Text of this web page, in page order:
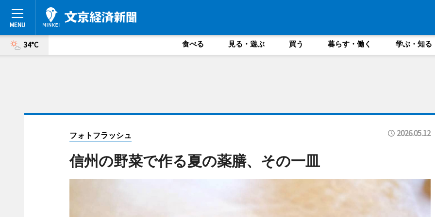
34°C 食べる 見る・遊ぶ 買う 暮らす・働く 学ぶ・知る
フォトフラッシュ 2026.05.12
信州の野菜で作る夏の薬膳、その一皿